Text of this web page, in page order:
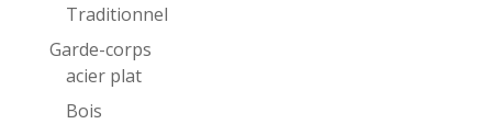
Traditionnel
Garde-corps
acier plat
Bois